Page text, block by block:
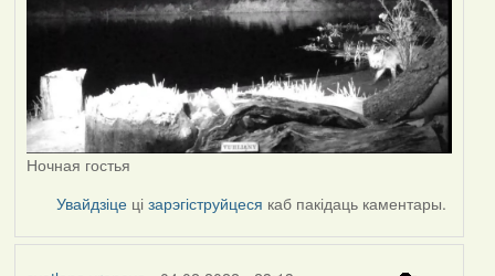
Ночная гостья
Увайдзіце цізарэгіструйцеся каб пакідаць каментары.